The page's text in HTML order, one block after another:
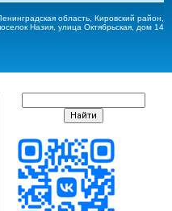
область, Кировский район,
Назия, улица Октябрьская, дом 14